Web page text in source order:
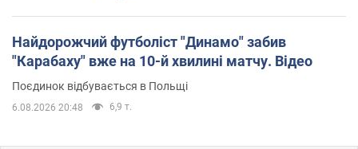
Найдорожчий футболіст "Динамо" забив
"Карабаху" вже на 10-й хвилині матчу. Відео
Поєдинок відбувається в Польщі
6.08.2026 20:48 6,9 т.